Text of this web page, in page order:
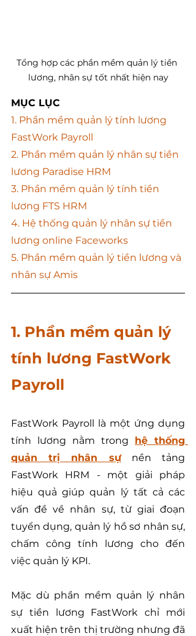
Tổng hợp các phần mềm quản lý tiền
lương, nhân sự tốt nhất hiện nay
MỤC LỤC
1. Phần mềm quản lý tính lương
FastWork Payroll
2. Phần mềm quản lý nhân sự tiền
lương Paradise HRM
3. Phần mềm quản lý tính tiền
lương FTS HRM
4. Hệ thống quản lý nhân sự tiền
lương online Faceworks
5. Phần mềm quản lý tiền lương và
nhân sự Amis
1. Phần mềm quản lý
tính lương FastWork
Payroll
FastWork Payroll là một ứng dụng
tính lương nằm trong hệ thống
quản trị nhân sự nền tảng
FastWork HRM - một giải pháp
hiệu quả giúp quản lý tất cả các
vấn đề về nhân sự, từ giai đoạn
tuyển dụng, quản lý hồ sơ nhân sự,
chấm công tính lương cho đến
việc quản lý KPI.
Mặc dù phần mềm quản lý nhân
sự tiền lương FastWork chỉ mới
xuất hiện trên thị trường nhưng đã